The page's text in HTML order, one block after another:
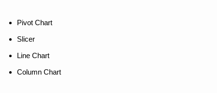
Pivot Chart
Slicer
Line Chart
Column Chart